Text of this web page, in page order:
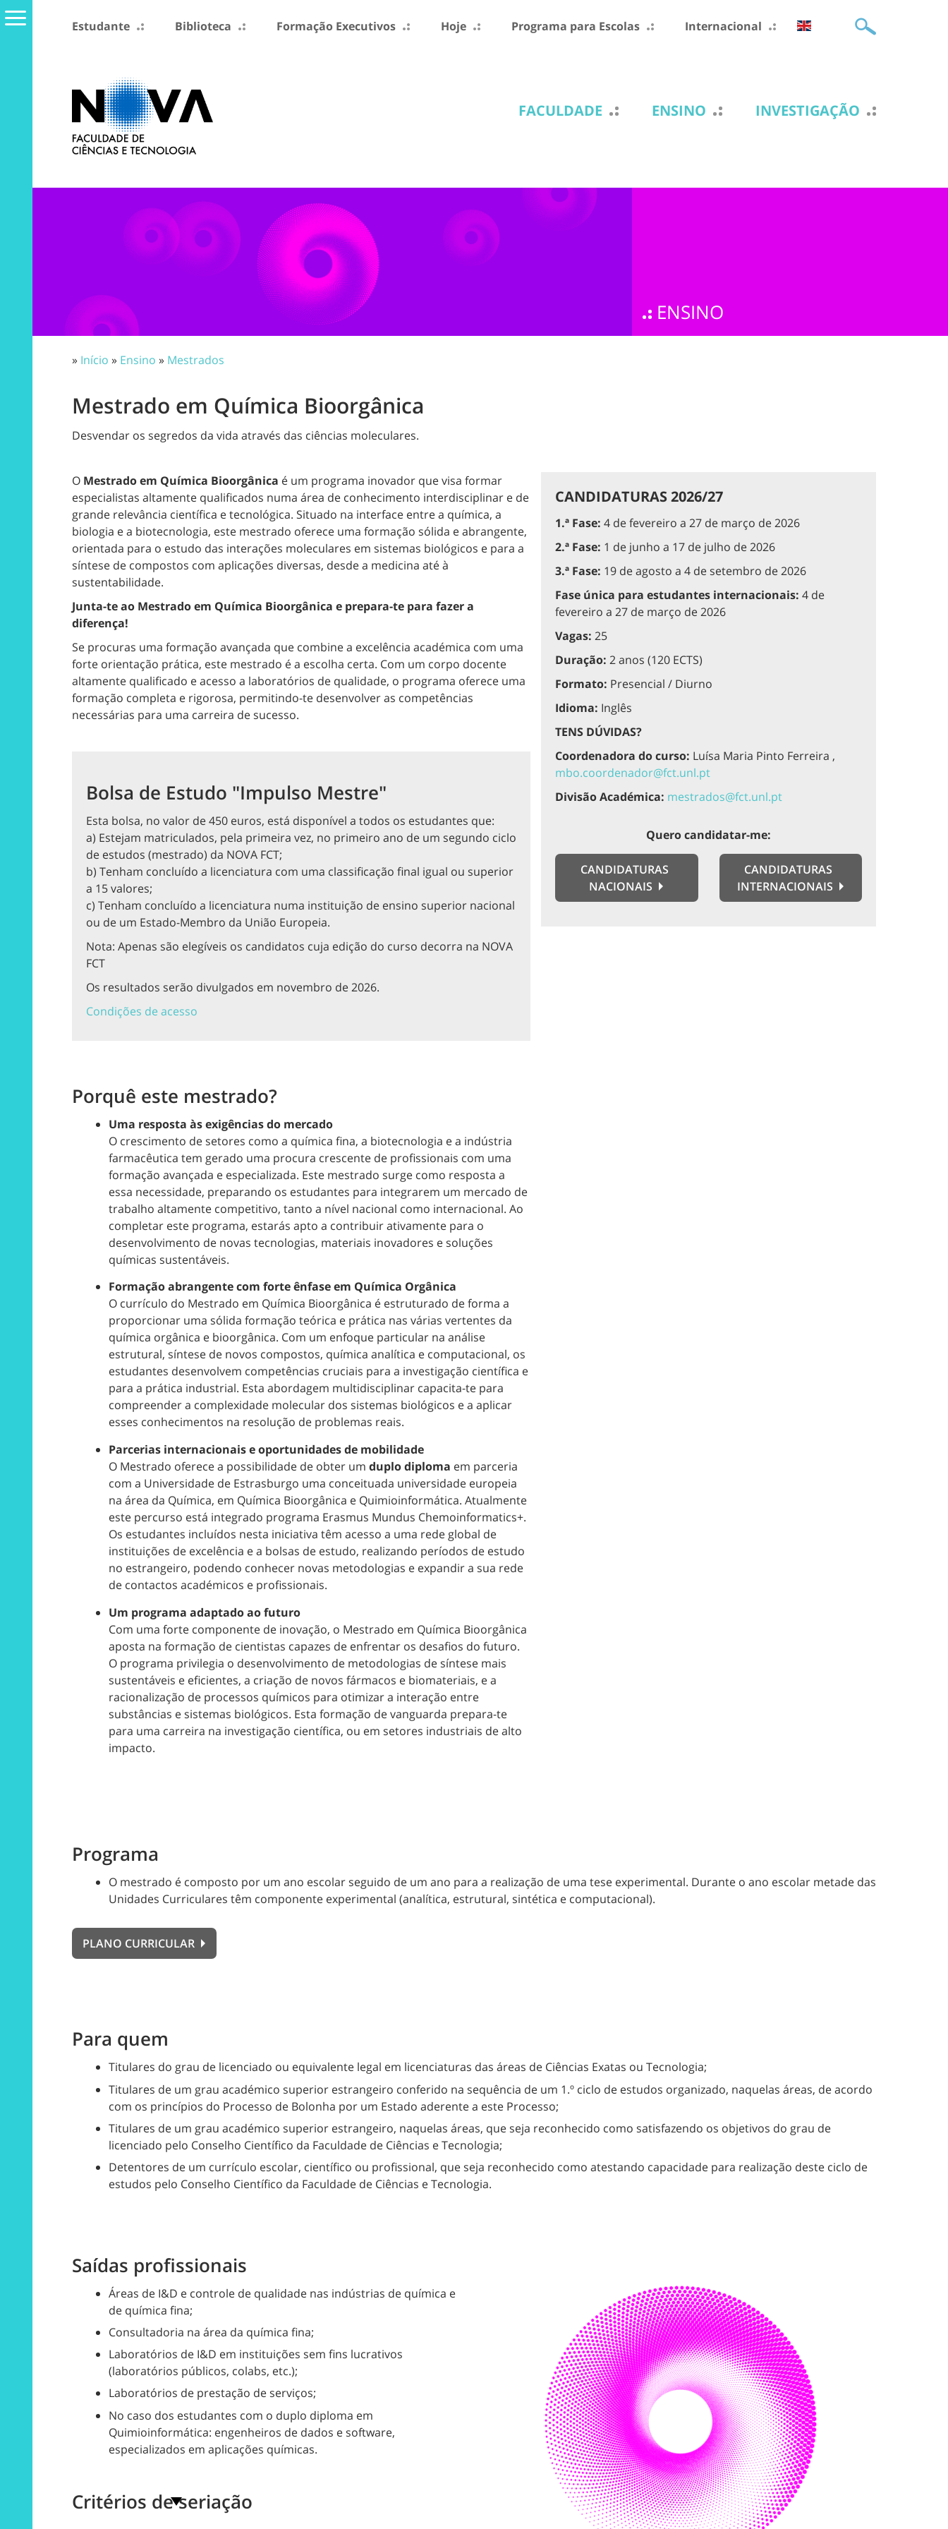
Estudante Biblioteca Formação Executivos Hoje Programa para Escolas Internacional
FACULDADE ENSINO INVESTIGAÇÃO
ENSINO
» Início » Ensino » Mestrados
Mestrado em Química Bioorgânica
Desvendar os segredos da vida através das ciências moleculares.
O Mestrado em Química Bioorgânica é um programa inovador que visa formar
especialistas altamente qualificados numa área de conhecimento interdisciplinar e de
grande relevância científica e tecnológica. Situado na interface entre a química, a
biologia e a biotecnologia, este mestrado oferece uma formação sólida e abrangente,
orientada para o estudo das interações moleculares em sistemas biológicos e para a
síntese de compostos com aplicações diversas, desde a medicina até à
sustentabilidade.
Junta-te ao Mestrado em Química Bioorgânica e prepara-te para fazer a
diferença!
Se procuras uma formação avançada que combine a excelência académica com uma
forte orientação prática, este mestrado é a escolha certa. Com um corpo docente
altamente qualificado e acesso a laboratórios de qualidade, o programa oferece uma
formação completa e rigorosa, permitindo-te desenvolver as competências
necessárias para uma carreira de sucesso.
Bolsa de Estudo "Impulso Mestre"
Esta bolsa, no valor de 450 euros, está disponível a todos os estudantes que:
a) Estejam matriculados, pela primeira vez, no primeiro ano de um segundo ciclo
de estudos (mestrado) da NOVA FCT;
b) Tenham concluído a licenciatura com uma classificação final igual ou superior
a 15 valores;
c) Tenham concluído a licenciatura numa instituição de ensino superior nacional
ou de um Estado-Membro da União Europeia.
Nota: Apenas são elegíveis os candidatos cuja edição do curso decorra na NOVA
FCT
Os resultados serão divulgados em novembro de 2026.
Condições de acesso
Porquê este mestrado?
Uma resposta às exigências do mercado
O crescimento de setores como a química fina, a biotecnologia e a indústria
farmacêutica tem gerado uma procura crescente de profissionais com uma
formação avançada e especializada. Este mestrado surge como resposta a
essa necessidade, preparando os estudantes para integrarem um mercado de
trabalho altamente competitivo, tanto a nível nacional como internacional. Ao
completar este programa, estarás apto a contribuir ativamente para o
desenvolvimento de novas tecnologias, materiais inovadores e soluções
químicas sustentáveis.
Formação abrangente com forte ênfase em Química Orgânica
O currículo do Mestrado em Química Bioorgânica é estruturado de forma a
proporcionar uma sólida formação teórica e prática nas várias vertentes da
química orgânica e bioorgânica. Com um enfoque particular na análise
estrutural, síntese de novos compostos, química analítica e computacional, os
estudantes desenvolvem competências cruciais para a investigação científica e
para a prática industrial. Esta abordagem multidisciplinar capacita-te para
compreender a complexidade molecular dos sistemas biológicos e a aplicar
esses conhecimentos na resolução de problemas reais.
Parcerias internacionais e oportunidades de mobilidade
O Mestrado oferece a possibilidade de obter um duplo diploma em parceria
com a Universidade de Estrasburgo uma conceituada universidade europeia
na área da Química, em Química Bioorgânica e Quimioinformática. Atualmente
este percurso está integrado programa Erasmus Mundus Chemoinformatics+.
Os estudantes incluídos nesta iniciativa têm acesso a uma rede global de
instituições de excelência e a bolsas de estudo, realizando períodos de estudo
no estrangeiro, podendo conhecer novas metodologias e expandir a sua rede
de contactos académicos e profissionais.
Um programa adaptado ao futuro
Com uma forte componente de inovação, o Mestrado em Química Bioorgânica
aposta na formação de cientistas capazes de enfrentar os desafios do futuro.
O programa privilegia o desenvolvimento de metodologias de síntese mais
sustentáveis e eficientes, a criação de novos fármacos e biomateriais, e a
racionalização de processos químicos para otimizar a interação entre
substâncias e sistemas biológicos. Esta formação de vanguarda prepara-te
para uma carreira na investigação científica, ou em setores industriais de alto
impacto.
CANDIDATURAS 2026/27
1.ª Fase: 4 de fevereiro a 27 de março de 2026
2.ª Fase: 1 de junho a 17 de julho de 2026
3.ª Fase: 19 de agosto a 4 de setembro de 2026
Fase única para estudantes internacionais: 4 de
fevereiro a 27 de março de 2026
Vagas: 25
Duração: 2 anos (120 ECTS)
Formato: Presencial / Diurno
Idioma: Inglês
TENS DÚVIDAS?
Coordenadora do curso: Luísa Maria Pinto Ferreira ,
mbo.coordenador@fct.unl.pt
Divisão Académica: mestrados@fct.unl.pt
Quero candidatar-me:
CANDIDATURAS
NACIONAIS
CANDIDATURAS
INTERNACIONAIS
Programa
O mestrado é composto por um ano escolar seguido de um ano para a realização de uma tese experimental. Durante o ano escolar metade das
Unidades Curriculares têm componente experimental (analítica, estrutural, sintética e computacional).
PLANO CURRICULAR
Para quem
Titulares do grau de licenciado ou equivalente legal em licenciaturas das áreas de Ciências Exatas ou Tecnologia;
Titulares de um grau académico superior estrangeiro conferido na sequência de um 1.º ciclo de estudos organizado, naquelas áreas, de acordo
com os princípios do Processo de Bolonha por um Estado aderente a este Processo;
Titulares de um grau académico superior estrangeiro, naquelas áreas, que seja reconhecido como satisfazendo os objetivos do grau de
licenciado pelo Conselho Científico da Faculdade de Ciências e Tecnologia;
Detentores de um currículo escolar, científico ou profissional, que seja reconhecido como atestando capacidade para realização deste ciclo de
estudos pelo Conselho Científico da Faculdade de Ciências e Tecnologia.
Saídas profissionais
Áreas de I&D e controle de qualidade nas indústrias de química e
de química fina;
Consultadoria na área da química fina;
Laboratórios de I&D em instituições sem fins lucrativos
(laboratórios públicos, colabs, etc.);
Laboratórios de prestação de serviços;
No caso dos estudantes com o duplo diploma em
Quimioinformática: engenheiros de dados e software,
especializados em aplicações químicas.
Critérios de seriação